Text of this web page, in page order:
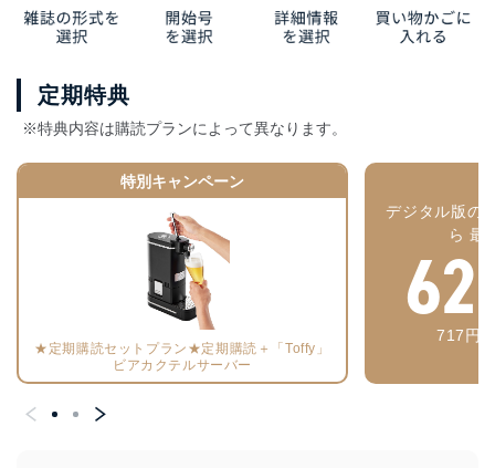
定期特典
※特典内容は購読プランによって異なります。
特別キャンペーン
★定期購読セットプラン★定期購読＋「Toffy」
ビアカクテルサーバー
デジタル版の
ら 最
62
717円